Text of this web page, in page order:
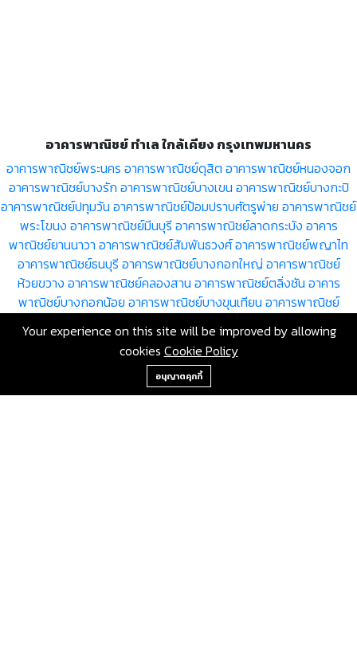
อาคารพาณิชย์ ทำเล ใกล้เคียง กรุงเทพมหานคร
อาคารพาณิชย์พระนคร อาคารพาณิชย์ดุสิต อาคารพาณิชย์หนองจอก
อาคารพาณิชย์บางรัก อาคารพาณิชย์บางเขน อาคารพาณิชย์บางกะปิ
อาคารพาณิชย์ปทุมวัน อาคารพาณิชย์ป้อมปราบศัตรูพ่าย อาคารพาณิชย์
พระโขนง อาคารพาณิชย์มีนบุรี อาคารพาณิชย์ลาดกระบัง อาคาร
พาณิชย์ยานนาวา อาคารพาณิชย์สัมพันธวงศ์อาคารพาณิชย์พญาไท
อาคารพาณิชย์ธนบุรี อาคารพาณิชย์บางกอกใหญ่ อาคารพาณิชย์
ห้วยขวาง อาคารพาณิชย์คลองสาน อาคารพาณิชย์ตลิ่งชัน อาคาร
พาณิชย์บางกอกน้อย อาคารพาณิชย์บางขุนเทียน อาคารพาณิชย์
พาณิชย์บางพลัด อาคารพาณิชย์ดินแดงอาคารพาณิชย์บึงกุ่มอาคาร
อาคารพาณิชย์บางซื่ออาคารพาณิชย์จตุจักร
อาคารพาณิชย์ประเวศ
อาคารพาณิชย์สวนหลวงอาคารพาณิชย์จอมทองอาคารพาณิชย์
+66-2-840-2224, 081-638-9190
Your experience on this site will be improved by allowing
cookies Cookie Policy
อนุญาตคุกกี้